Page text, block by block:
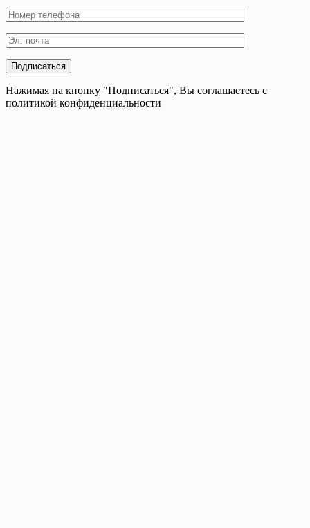
Нажимая на кнопку "Подписаться", Вы соглашаетесь с
политикой конфиденциальности